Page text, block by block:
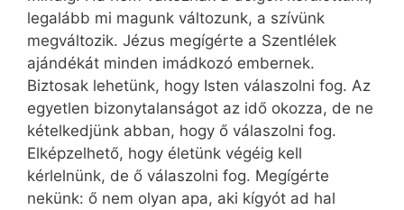
legalább mi magunk változunk, a szívünk
megváltozik. Jézus megígérte a Szentlélek
ajándékát minden imádkozó embernek.
Biztosak lehetünk, hogy Isten válaszolni fog. Az
egyetlen bizonytalanságot az idő okozza, de ne
kételkedjünk abban, hogy ő válaszolni fog.
Elképzelhető, hogy életünk végéig kell
kérlelnünk, de ő válaszolni fog. Megígérte
nekünk: ő nem olyan apa, aki kígyót ad hal